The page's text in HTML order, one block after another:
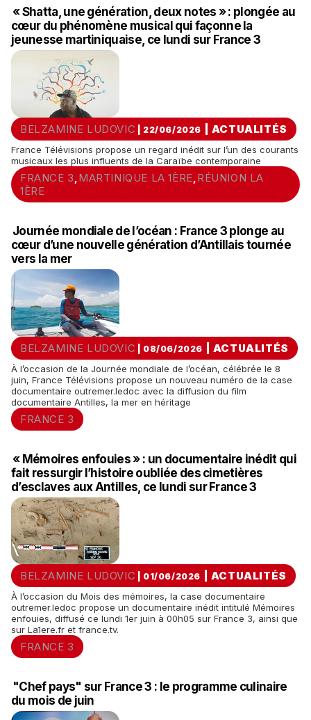
« Shatta, une génération, deux notes » : plongée au
cœur du phénomène musical qui façonne la
jeunesse martiniquaise, ce lundi sur France 3
BELZAMINE LUDOVIC | 22/06/2026 ACTUALITÉS
France Télévisions propose un regard inédit sur l’un des courants
musicaux les plus influents de la Caraïbe contemporaine
FRANCE 3 MARTINIQUE LA 1ÈRE RÉUNION LA
1ÈRE
Journée mondiale de l’océan : France 3 plonge au
cœur d’une nouvelle génération d’Antillais tournée
vers la mer
BELZAMINE LUDOVIC | 08/06/2026 ACTUALITÉS
À l’occasion de la Journée mondiale de l’océan, célébrée le 8
juin, France Télévisions propose un nouveau numéro de la case
documentaire outremer.ledoc avec la diffusion du film
documentaire Antilles, la mer en héritage
FRANCE 3
« Mémoires enfouies » : un documentaire inédit qui
fait ressurgir l’histoire oubliée des cimetières
d’esclaves aux Antilles, ce lundi sur France 3
BELZAMINE LUDOVIC | 01/06/2026 ACTUALITÉS
À l’occasion du Mois des mémoires, la case documentaire
outremer.ledoc propose un documentaire inédit intitulé Mémoires
enfouies, diffusé ce lundi 1er juin à 00h05 sur France 3, ainsi que
sur La1ere.fr et france.tv.
FRANCE 3
"Chef pays" sur France 3 : le programme culinaire
du mois de juin